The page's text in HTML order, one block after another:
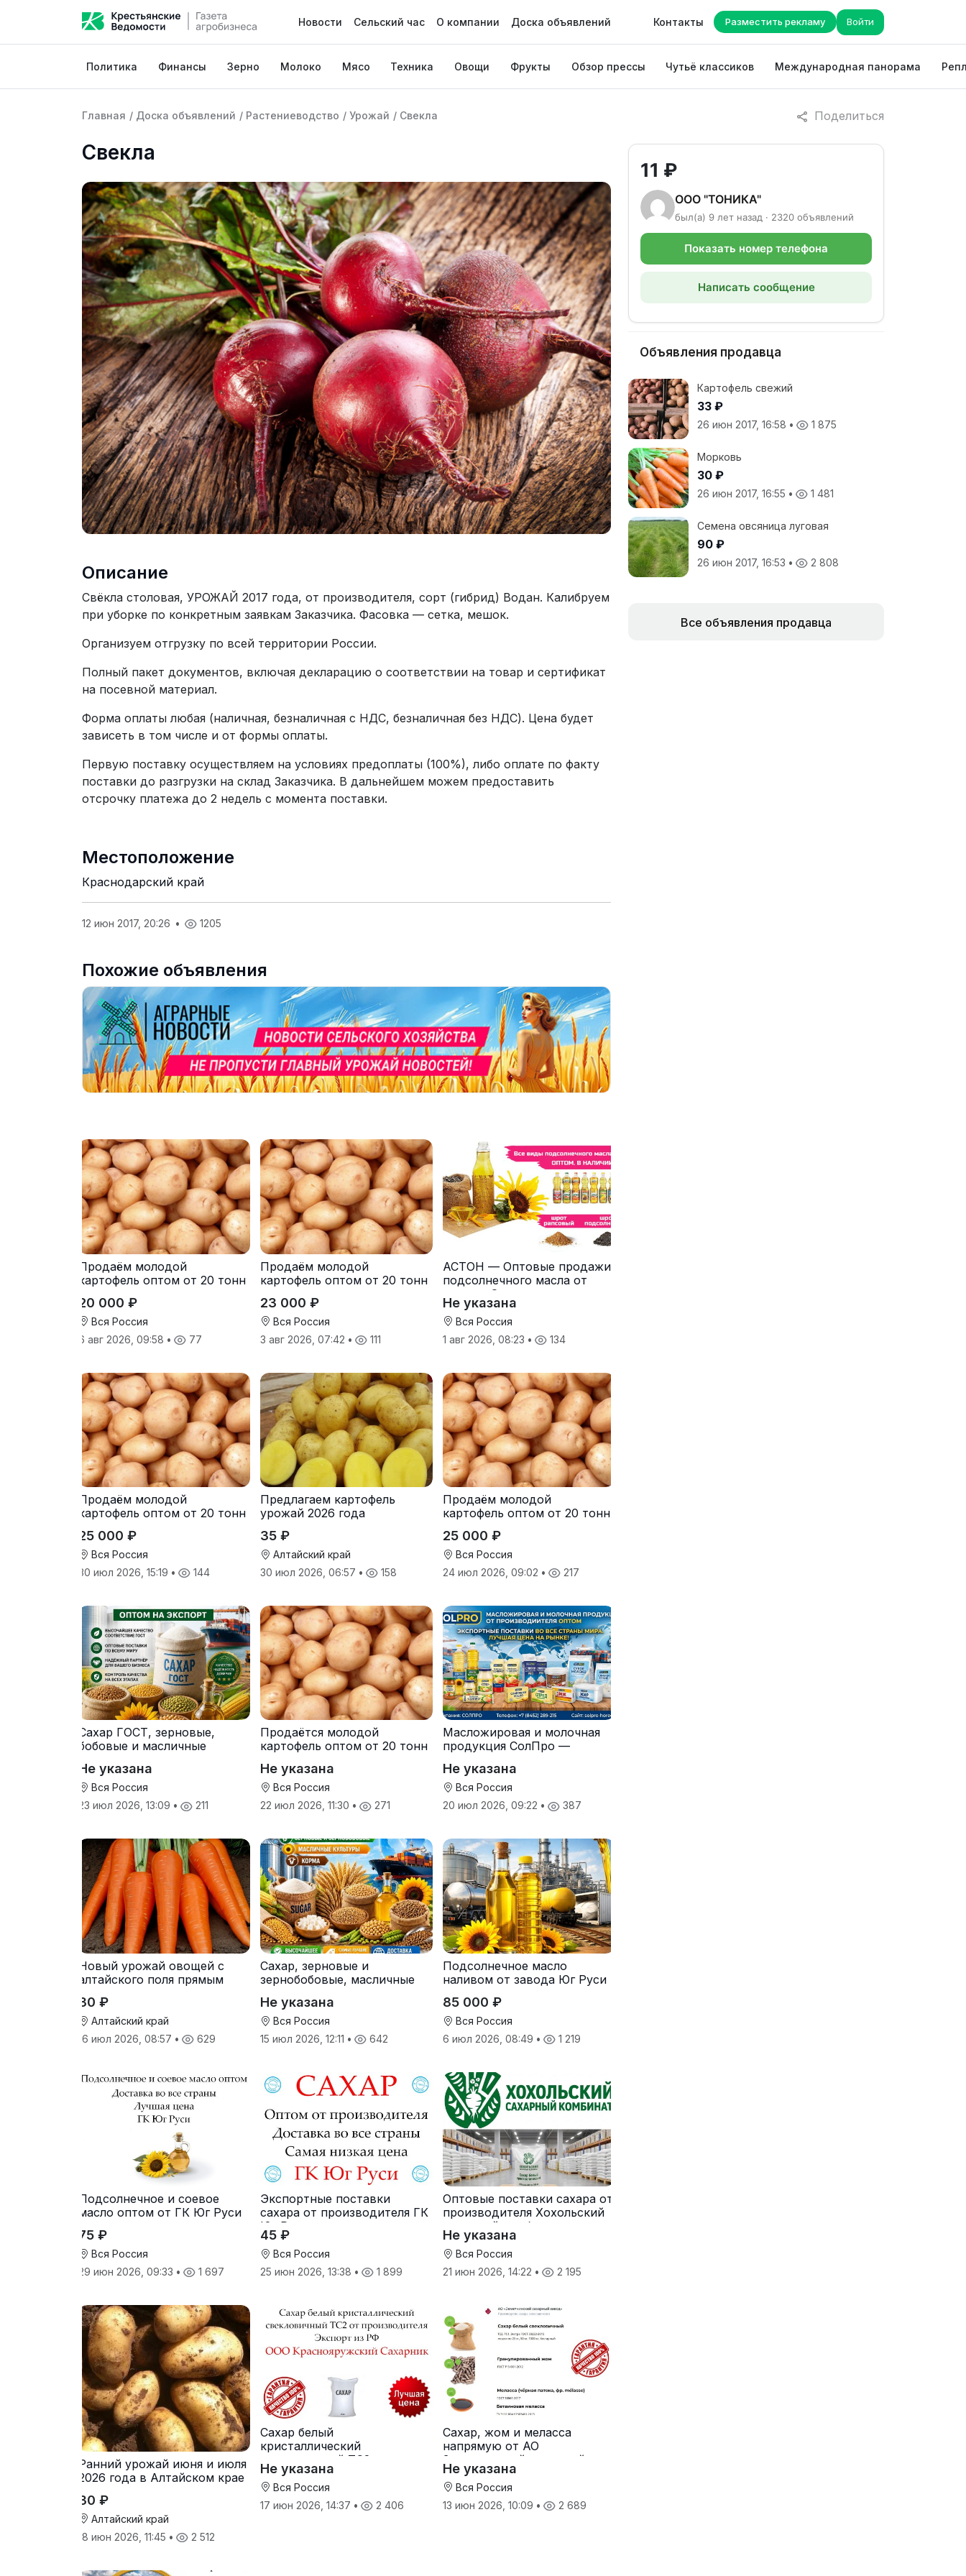
Новости Сельский час О компании Доска объявлений Контакты Разместить рекламу Войти
Политика Финансы Зерно Молоко Мясо Техника Овощи Фрукты Обзор прессы Чутьё классиков Международная панорама
Поделиться
Главная / Доска объявлений / Растениеводство / Урожай / Свекла
Свекла
Описание
Свёкла столовая, УРОЖАЙ 2017 года, от производителя, сорт (гибрид) Водан. Калибруем
при уборке по конкретным заявкам Заказчика. Фасовка — сетка, мешок.
Организуем отгрузку по всей территории России.
Полный пакет документов, включая декларацию о соответствии на товар и сертификат
на посевной материал.
Форма оплаты любая (наличная, безналичная с НДС, безналичная без НДС). Цена будет
зависеть в том числе и от формы оплаты.
Первую поставку осуществляем на условиях предоплаты (100%), либо оплате по факту
поставки до разгрузки на склад Заказчика. В дальнейшем можем предоставить
отсрочку платежа до 2 недель с момента поставки.
Местоположение
Краснодарский край
12 июн 2017, 20:26 • 1205
Похожие объявления
Продаём молодой
картофель оптом от 20 тонн
20 000 ₽
Вся Россия
6 авг 2026, 09:58 • 77
Продаём молодой
картофель оптом от 20 тонн
23 000 ₽
Вся Россия
3 авг 2026, 07:42 • 111
АСТОН — Оптовые продажи
подсолнечного масла от
завода. Экспорт
Не указана
Вся Россия
1 авг 2026, 08:23 • 134
Продаём молодой
картофель оптом от 20 тонн
25 000 ₽
Вся Россия
30 июл 2026, 15:19 • 144
Предлагаем картофель
урожай 2026 года
35 ₽
Алтайский край
30 июл 2026, 06:57 • 158
Продаём молодой
картофель оптом от 20 тонн
25 000 ₽
Вся Россия
24 июл 2026, 09:02 • 217
Сахар ГОСТ, зерновые,
бобовые и масличные
Не указана
Вся Россия
23 июл 2026, 13:09 • 211
Продаётся молодой
картофель оптом от 20 тонн
Не указана
Вся Россия
22 июл 2026, 11:30 • 271
Масложировая и молочная
продукция СолПро —
Не указана
Вся Россия
20 июл 2026, 09:22 • 387
Новый урожай овощей с
алтайского поля прямым
30 ₽
Алтайский край
16 июл 2026, 08:57 • 629
Сахар, зерновые и
зернобобовые, масличные
Не указана
Вся Россия
15 июл 2026, 12:11 • 642
Подсолнечное масло
наливом от завода Юг Руси
85 000 ₽
Вся Россия
6 июл 2026, 08:49 • 1 219
Подсолнечное и соевое
масло оптом от ГК Юг Руси
75 ₽
Вся Россия
29 июн 2026, 09:33 • 1 697
Экспортные поставки
сахара от производителя ГК
Юг Руси
45 ₽
Вся Россия
25 июн 2026, 13:38 • 1 899
Оптовые поставки сахара от
производителя Хохольский
сахарный комбинат
Не указана
Вся Россия
21 июн 2026, 14:22 • 2 195
Ранний урожай июня и июля
2026 года в Алтайском крае
30 ₽
Алтайский край
18 июн 2026, 11:45 • 2 512
Сахар белый
кристаллический
свекловичный ТС2 от
производителя
Не указана
Вся Россия
17 июн 2026, 14:37 • 2 406
Сахар, жом и меласса
напрямую от АО
Земетчинский сахарный
завод
Не указана
Вся Россия
13 июн 2026, 10:09 • 2 689
11 ₽
ООО "ТОНИКА"
был(а) 9 лет назад · 2320 объявлений
Показать номер телефона
Написать сообщение
Объявления продавца
Картофель свежий
33 ₽
26 июн 2017, 16:58 • 1 875
Морковь
30 ₽
26 июн 2017, 16:55 • 1 481
Семена овсяница луговая
90 ₽
26 июн 2017, 16:53 • 2 808
Все объявления продавца